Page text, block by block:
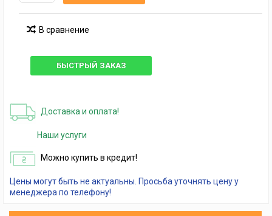
В сравнение
БЫСТРЫЙ ЗАКАЗ
Доставка и оплата!
Наши услуги
Можно купить в кредит!
Цены могут быть не актуальны. Просьба уточнять цену у
менеджера по телефону!